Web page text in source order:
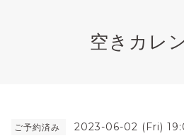
空きカレ
ご予約済み 2023-06-02 (Fri)